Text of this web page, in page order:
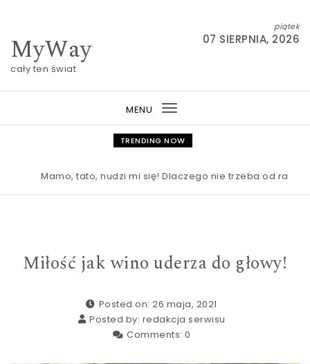
MyWay
cały ten świat
piątek
07 SIERPNIA, 2026
MENU
Toggle
navigation
TRENDING NOW
Mamo, tato, nudzi mi się! Dlaczego nie trzeba od razu
Miłość jak wino uderza do głowy!
Posted on: 26 maja, 2021
Posted by: redakcja serwisu
Comments: 0